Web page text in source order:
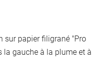
sur papier filigrané "Pro
la gauche à la plume et à